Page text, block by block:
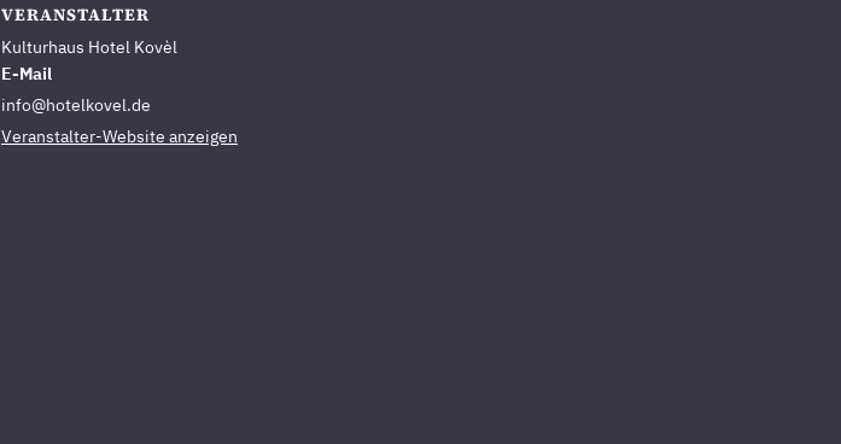
VERANSTALTER
Kulturhaus Hotel Kovèl
E-Mail
info@hotelkovel.de
Veranstalter-Website anzeigen